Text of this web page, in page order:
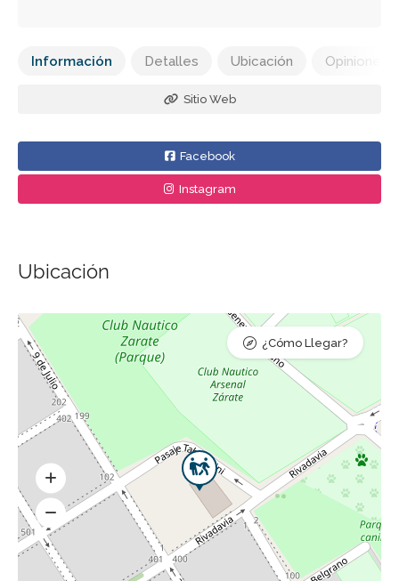
Información Detalles Ubicación Opiniones
Sitio Web
Facebook
Instagram
Ubicación
¿Cómo Llegar?